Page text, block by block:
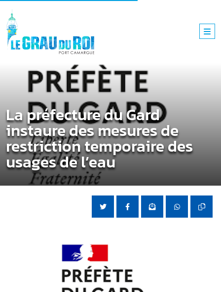
La préfecture du Gard
instaure des mesures de
restriction temporaire des
usages de l’eau